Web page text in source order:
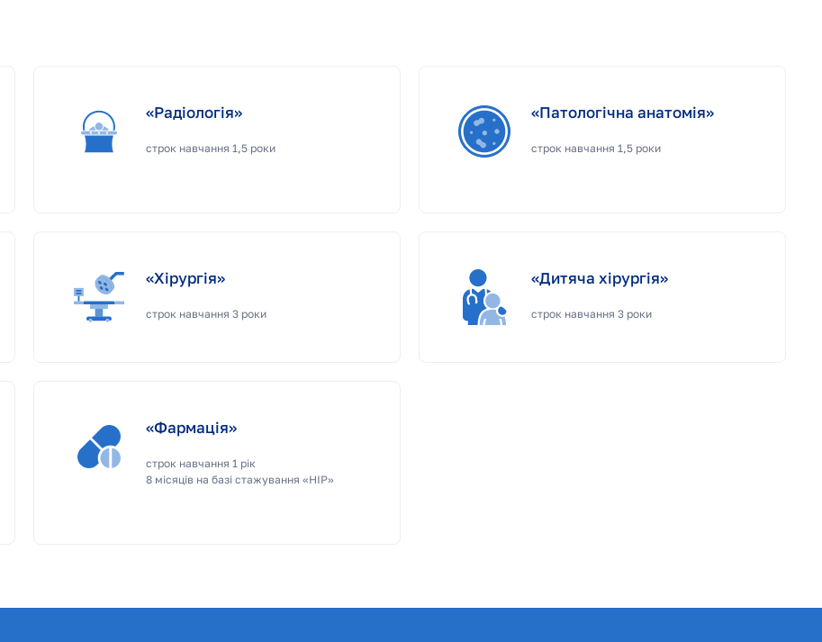
«Радіологія»
строк навчання 1,5 роки
«Патологічна анатомія»
строк навчання 1,5 роки
«Хірургія»
строк навчання 3 роки
«Дитяча хірургія»
строк навчання 3 роки
«Фармація»
строк навчання 1 рік
8 місяців на базі стажування «НІР»